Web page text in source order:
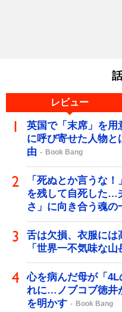
レビュー
英国で「末席」を用
に呼び寄せた人物
由
Book Bang
「死ぬとか言うな
を残して自死した…
さ」に向き合う魂の
舌は欠損、衣服に
「世界一不気味な
心を病んだ母が「
れに…ノブコブ徳井
を明かす
Book Bang